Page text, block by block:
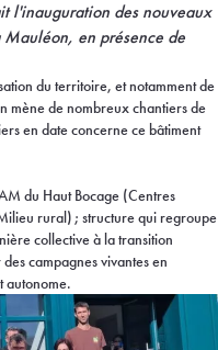
l'inauguration des nouveaux
en présence de
du territoire, et notamment de
mène de nombreux chantiers de
en date concerne ce bâtiment
du Haut Bocage (Centres
rural) ; structure qui regroupe
collective à la transition
campagnes vivantes en
autonome.